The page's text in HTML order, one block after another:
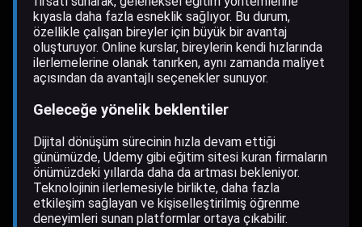
kıyasla daha fazla esneklik sağlıyor. Bu durum,
özellikle çalışan bireyler için büyük bir avantaj
oluşturuyor. Online kurslar, bireylerin kendi hızlarında
ilerlemelerine olanak tanırken, aynı zamanda maliyet
açısından da avantajlı seçenekler sunuyor.
Geleceğe yönelik beklentiler
Dijital dönüşüm sürecinin hızla devam ettiği
günümüzde, Udemy gibi eğitim sitesi kuran firmaların
önümüzdeki yıllarda daha da artması bekleniyor.
Teknolojinin ilerlemesiyle birlikte, daha fazla
etkileşim sağlayan ve kişiselleştirilmiş öğrenme
deneyimleri sunan platformlar ortaya çıkabilir.